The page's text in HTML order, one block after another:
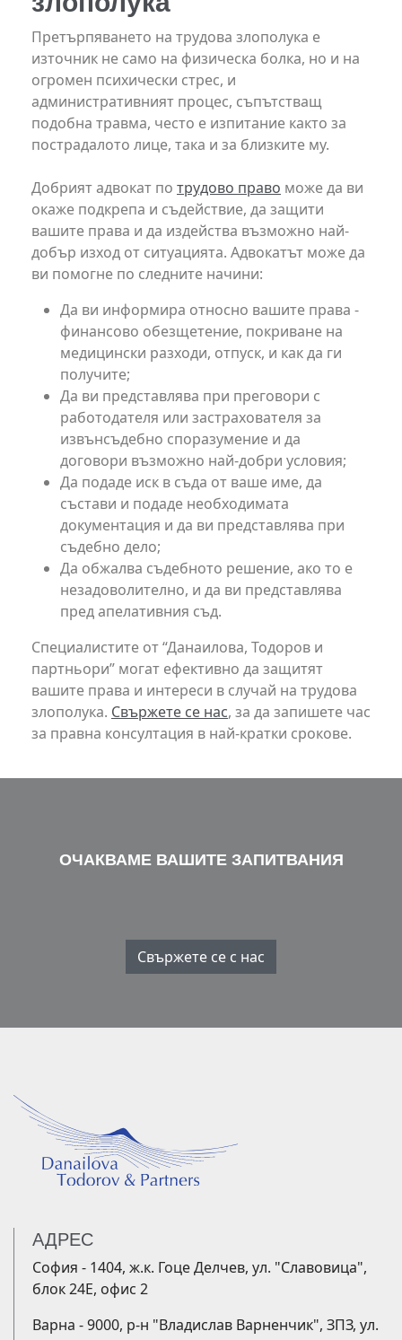
Претърпяването на трудова злополука е
източник не само на физическа болка, но и на
огромен психически стрес, и
административният процес, съпътстващ
подобна травма, често е изпитание както за
пострадалото лице, така и за близките му.
Добрият адвокат по трудово право може да ви
окаже подкрепа и съдействие, да защити
вашите права и да издейства възможно най-
добър изход от ситуацията. Адвокатът може да
ви помогне по следните начини:
Да ви информира относно вашите права -
финансово обезщетение, покриване на
медицински разходи, отпуск, и как да ги
получите;
Да ви представлява при преговори с
работодателя или застрахователя за
извънсъдебно споразумение и да
договори възможно най-добри условия;
Да подаде иск в съда от ваше име, да
състави и подаде необходимата
документация и да ви представлява при
съдебно дело;
Да обжалва съдебното решение, ако то е
незадоволително, и да ви представлява
пред апелативния съд.
Специалистите от “Данаилова, Тодоров и
партньори” могат ефективно да защитят
вашите права и интереси в случай на трудова
злополука. Свържете се нас, за да запишете час
за правна консултация в най-кратки срокове.
ОЧАКВАМЕ ВАШИТЕ ЗАПИТВАНИЯ
Свържете се с нас
АДРЕС
София - 1404, ж.к. Гоце Делчев, ул. "Славовица",
блок 24Е, офис 2
Варна - 9000, р-н "Владислав Варненчик", ЗПЗ, ул.